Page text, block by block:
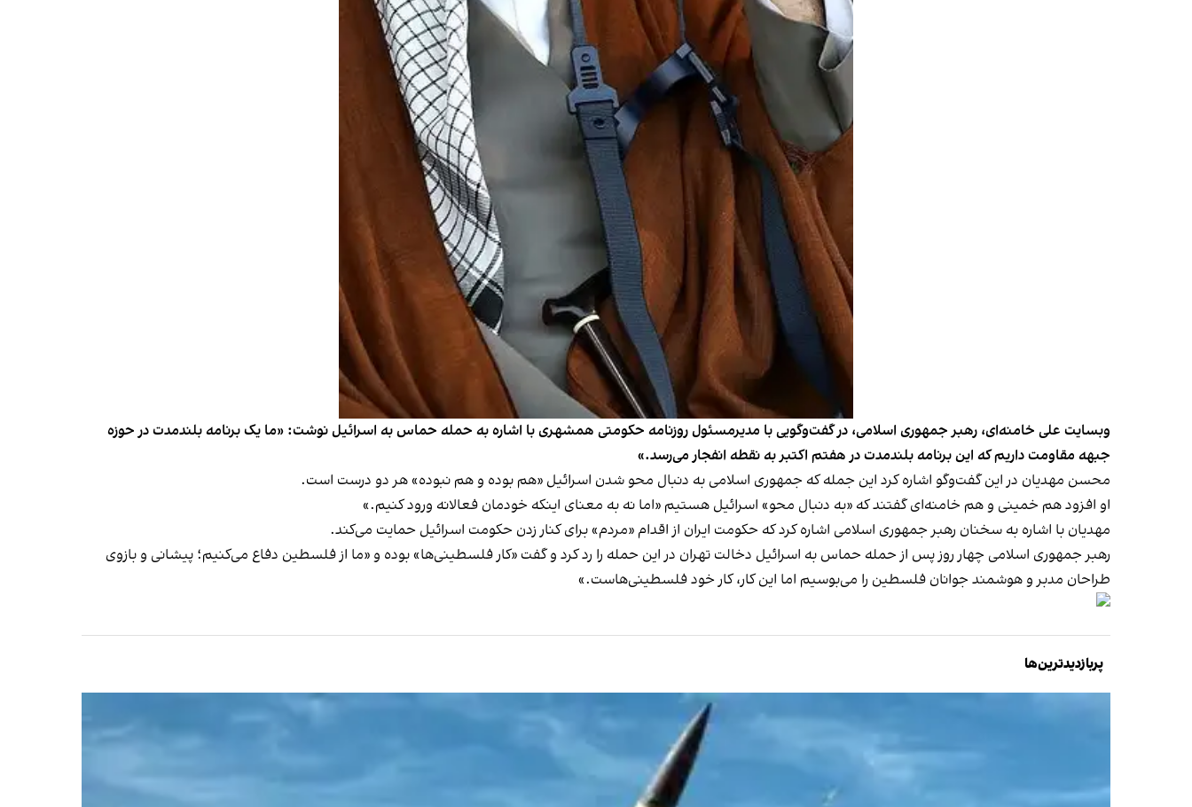
وبسایت علی خامنه‌ای، رهبر جمهوری اسلامی، در گفت‌وگویی با مدیرمسئول روزنامه حکومتی همشهری با اشاره به حمله حماس به اسرائیل نوشت: «ما یک برنامه بلندمدت در حوزه
جبهه مقاومت داریم که این برنامه بلندمدت در هفتم اکتبر به نقطه انفجار می‌رسد.»
محسن مهدیان در این گفت‌وگو اشاره کرد این جمله که جمهوری اسلامی به دنبال محو شدن اسرائیل «هم بوده و هم نبوده» هر دو درست است.
او افزود هم خمینی و هم خامنه‌ای گفتند که «به دنبال محو» اسرائیل هستیم «اما نه به معنای اینکه خودمان فعالانه ورود کنیم.»
مهدیان با اشاره به سخنان رهبر جمهوری اسلامی اشاره کرد که حکومت ایران از اقدام «مردم» برای کنار زدن حکومت اسرائیل حمایت می‌کند.
رهبر جمهوری اسلامی چهار روز پس از حمله حماس به اسرائیل دخالت تهران در این حمله را رد کرد و گفت «کار فلسطینی‌ها» بوده و «ما از فلسطین دفاع می‌کنیم؛ پیشانی و بازوی
طراحان مدبر و هوشمند جوانان فلسطین را می‌بوسیم اما ‏این کار، کار خود فلسطینی‌هاست.»
پربازدیدترین‌ها